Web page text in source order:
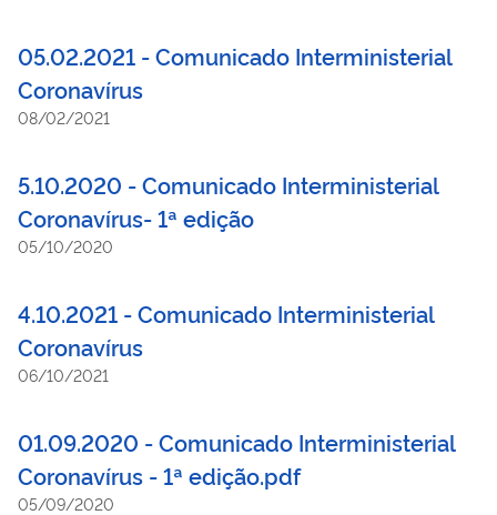
05.02.2021 - Comunicado Interministerial
Coronavírus
08/02/2021
5.10.2020 - Comunicado Interministerial
Coronavírus- 1ª edição
05/10/2020
4.10.2021 - Comunicado Interministerial
Coronavírus
06/10/2021
01.09.2020 - Comunicado Interministerial
Coronavírus - 1ª edição.pdf
05/09/2020